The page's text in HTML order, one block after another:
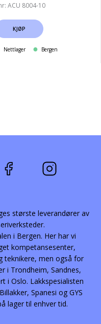
ACU 8004-10
KJØP
Nettlager Bergen
største leverandører av
i Bergen. Her har vi
kompetansesenter,
teknikere, men også for
i Trondheim, Sandnes,
i Oslo. Lakkspesialisten
Spanesi og GYS
lager til enhver tid.